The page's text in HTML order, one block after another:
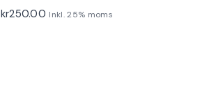
kr250.00 Inkl. 25% moms